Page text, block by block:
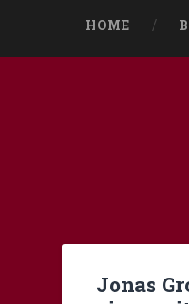
HOME
Jonas